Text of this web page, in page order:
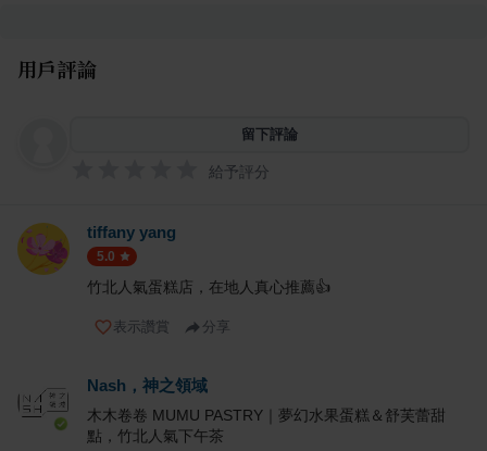
用戶評論
留下評論
給予評分
tiffany yang
5.0
竹北人氣蛋糕店，在地人真心推薦👍
表示讚賞 分享
Nash，神之領域
木木卷卷 MUMU PASTRY｜夢幻水果蛋糕＆舒芙蕾甜
點，竹北人氣下午茶